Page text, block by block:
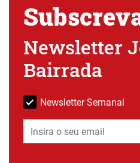
Newsletter
Bairrada
Newsletter Semanal